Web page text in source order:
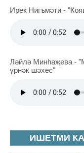
ИШЕТМИ
Ирек Нигъмәти -
Ләйлә Минһаҗева -
үрнәк шәхес"